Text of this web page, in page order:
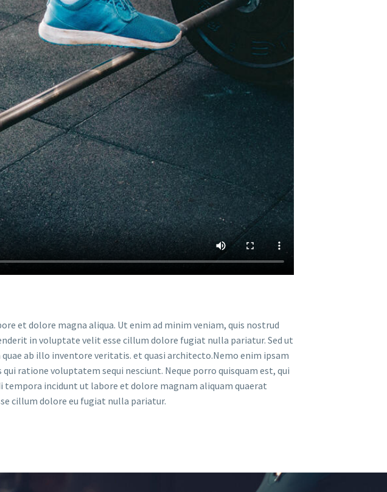
et dolore magna aliqua. Ut enim ad minim veniam, quis nostrud
in voluptate velit esse cillum dolore fugiat nulla pariatur. Sed ut
ab illo inventore veritatis. et quasi architecto.Nemo enim ipsam
ratione voluptatem sequi nesciunt. Neque porro quisquam est, qui
tempora incidunt ut labore et dolore magnam aliquam quaerat
cillum dolore eu fugiat nulla pariatur.